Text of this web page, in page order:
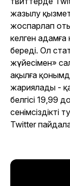
жазылу
жоспарлап
келген адамға
береді. Ол
жүйесімен»
ақылға
жариялады -
белгісі 19,99
сенімсіздікті
Twitter